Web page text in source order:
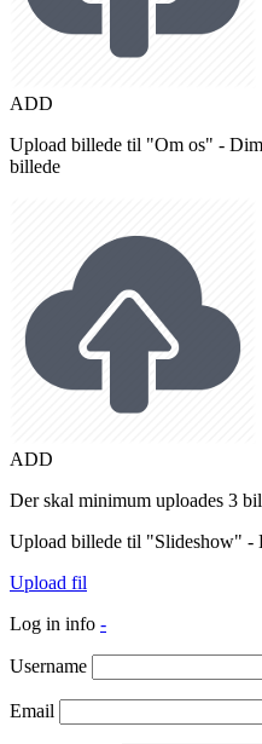
ADD
Upload billede til "Om os" -
billede
ADD
Der skal minimum uploades 3
Upload billede til "Slideshow" -
Upload fil
Log in info -
Username
Email